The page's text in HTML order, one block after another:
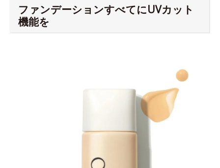
ファンデーションすべてにUVカット
機能を